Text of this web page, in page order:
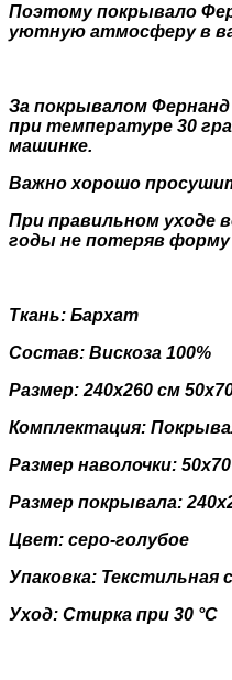
Поэтому покрывало
уютную атмосферу в
За покрывалом
при температуре 30
машинке.
Важно хорошо
При правильном уходе
годы не потеряв форму
Ткань: Бархат
Состав: Вискоза 100%
Размер: 240х260 см
Комплектация:
Размер наволочки:
Размер покрывала:
Цвет: серо-голубое
Упаковка: Текстильная
Уход: Стирка при 30 °С